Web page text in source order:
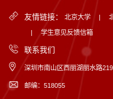
友情链接： 北京大学 |
| 学生意见反馈信箱
联系我们
深圳市南山区西丽湖丽水路
邮编：518055